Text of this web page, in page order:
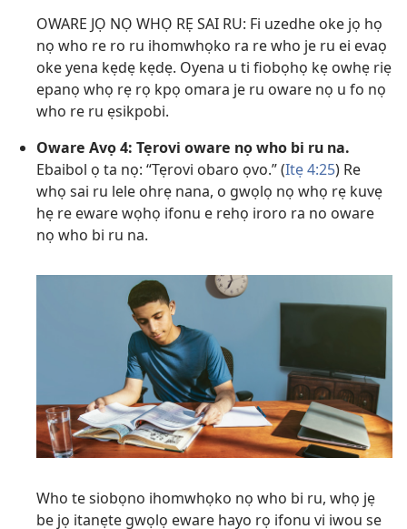
OWARE JỌ NỌ WHỌ RẸ SAI RU: Fi uzedhe oke jọ họ
nọ who re ro ru ihomwhọko ra re who je ru ei evaọ
oke yena kẹdẹ kẹdẹ. Oyena u ti fiobọhọ kẹ owhẹ riẹ
epanọ whọ rẹ rọ kpọ omara je ru oware nọ u fo nọ
who re ru ẹsikpobi.
Oware Avọ 4: Tẹrovi oware nọ who bi ru na.
Ebaibol ọ ta nọ: “Tẹrovi obaro ọvo.” (Itẹ 4:25) Re
whọ sai ru lele ohrẹ nana, o gwọlọ nọ whọ rẹ kuvẹ
hẹ re eware wọhọ ifonu e rehọ iroro ra no oware
nọ who bi ru na.
Who te siobọno ihomwhọko nọ who bi ru, whọ jẹ
be jọ itanẹte gwọlọ eware hayo rọ ifonu vi iwou se